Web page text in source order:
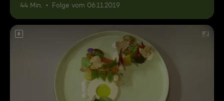
44 Min. Folge vom 06.11.2019
6